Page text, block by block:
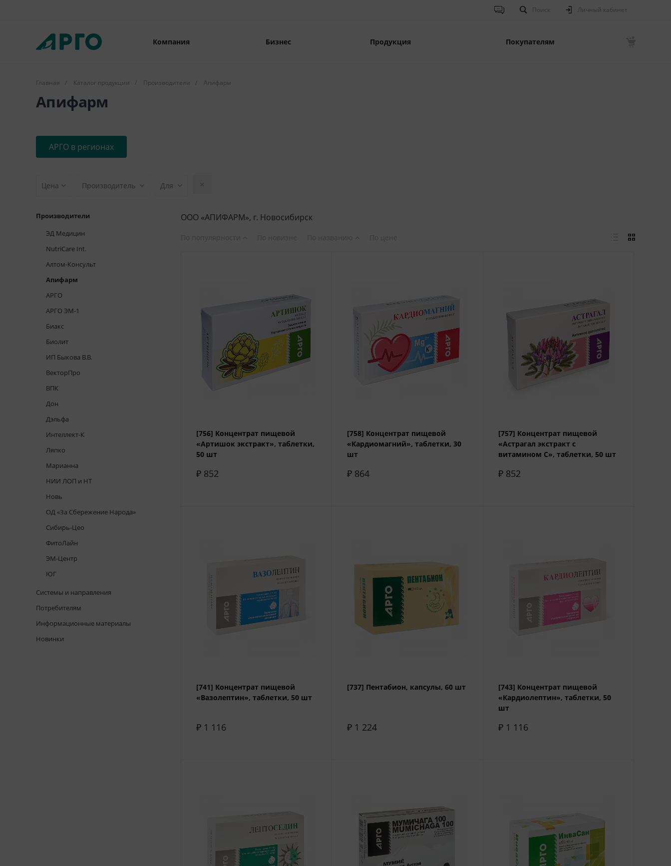
Поиск Личный кабинет
Компания Бизнес Продукция Покупателям
Главная / Каталог продукции / Производители / Апифарм
Апифарм
АРГО в регионах
Цена Производитель Для
Производители
ЭД Медицин
NutriCare Int.
Алтом-Консульт
Апифарм
АРГО
АРГО ЭМ-1
Биакс
Биолит
ИП Быкова В.В.
ВекторПро
ВПК
Дон
Дэльфа
Интеллект-К
Ляпко
Марианна
НИИ ЛОП и НТ
Новь
ОД «За Сбережение Народа»
Сибирь-Цео
ФитоЛайн
ЭМ-Центр
ЮГ
Системы и направления
Потребителям
Информационные материалы
Новинки
ООО «АПИФАРМ», г. Новосибирск
[756] Концентрат пищевой
«Артишок экстракт», таблетки,
50 шт
₽ 852
[758] Концентрат пищевой
«Кардиомагний», таблетки, 30
шт
₽ 864
[757] Концентрат пищевой
«Астрагал экстракт с
витамином C», таблетки, 50 шт
₽ 852
[741] Концентрат пищевой
«Вазолептин», таблетки, 50 шт
₽ 1 116
[737] Пентабион, капсулы, 60 шт
₽ 1 224
[743] Концентрат пищевой
«Кардиолептин», таблетки, 50
шт
₽ 1 116